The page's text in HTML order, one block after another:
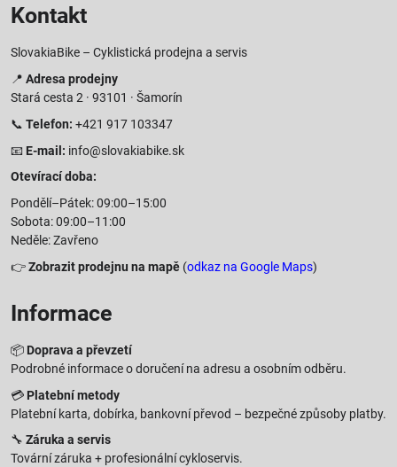
Kontakt
SlovakiaBike – Cyklistická prodejna a servis
📍 Adresa prodejny
Stará cesta 2 · 93101 · Šamorín
📞 Telefon: +421 917 103347
📧 E-mail: info@slovakiabike.sk
Otevírací doba:
Pondělí–Pátek: 09:00–15:00
Sobota: 09:00–11:00
Neděle: Zavřeno
👉Zobrazit prodejnu na mapě (odkaz na Google Maps)
Informace
📦 Doprava a převzetí
Podrobné informace o doručení na adresu a osobním odběru.
💳 Platební metody
Platební karta, dobírka, bankovní převod – bezpečné způsoby platby.
🔧 Záruka a servis
Tovární záruka + profesionální cykloservis.